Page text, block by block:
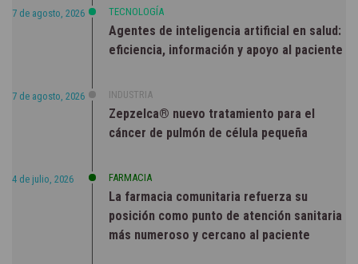
7 de agosto, 2026 TECNOLOGÍA
Agentes de inteligencia artificial en salud:
eficiencia, información y apoyo al paciente
7 de agosto, 2026 INDUSTRIA
Zepzelca® nuevo tratamiento para el
cáncer de pulmón de célula pequeña
4 de julio, 2026 FARMACIA
La farmacia comunitaria refuerza su
posición como punto de atención sanitaria
más numeroso y cercano al paciente